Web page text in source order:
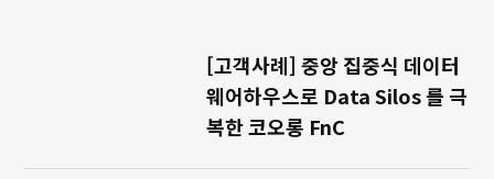
[고객사례] 중앙 집중식 데이터
웨어하우스로 Data Silos 를 극
복한 코오롱 FnC